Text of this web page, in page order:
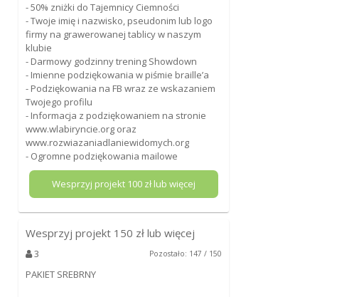
- 50% zniżki do Tajemnicy Ciemności
- Twoje imię i nazwisko, pseudonim lub logo
firmy na grawerowanej tablicy w naszym
klubie
- Darmowy godzinny trening Showdown
- Imienne podziękowania w piśmie braille’a
- Podziękowania na FB wraz ze wskazaniem
Twojego profilu
- Informacja z podziękowaniem na stronie
www.wlabiryncie.org oraz
www.rozwiazaniadlaniewidomych.org
- Ogromne podziękowania mailowe
Wesprzyj projekt 100zł lub więcej
Wesprzyj projekt 150 zł lub więcej
3 Pozostało: 147 / 150
PAKIET SREBRNY